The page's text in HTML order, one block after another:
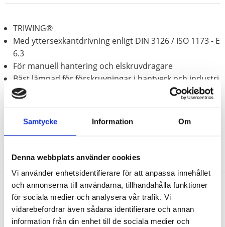
Samtycke Information Om
Denna webbplats använder cookies
Vi använder enhetsidentifierare för att anpassa innehållet
och annonserna till användarna, tillhandahålla funktioner
för sociala medier och analysera vår trafik. Vi
vidarebefordrar även sådana identifierare och annan
information från din enhet till de sociala medier och
TRIWING®
Med yttersexkantdrivning enligt DIN 3126 / ISO 1173 - E
6.3
För manuell hantering och elskruvdragare
Bäst lämpad för förskruvningar i hantverk och industri
Förnicklad
Nyhetsbrev